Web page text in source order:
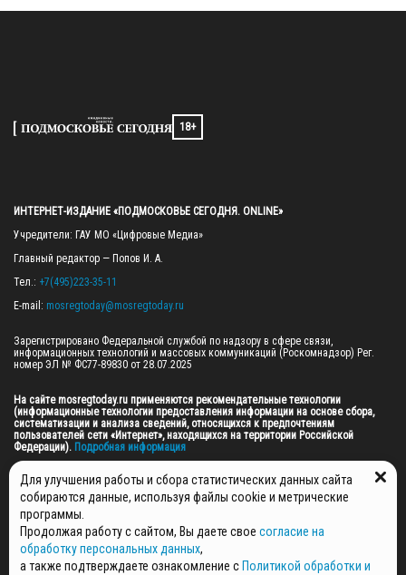
18+
ИНТЕРНЕТ-ИЗДАНИЕ «ПОДМОСКОВЬЕ СЕГОДНЯ. ONLINE»
Учредители: ГАУ МО «Цифровые Медиа»
Главный редактор — Попов И. А.
Тел.: +7(495)223-35-11
E-mail: mosregtoday@mosregtoday.ru
Зарегистрировано Федеральной службой по надзору в сфере связи,
информационных технологий и массовых коммуникаций (Роскомнадзор) Рег.
номер ЭЛ № ФС77-89830 от 28.07.2025
На сайте mosregtoday.ru применяются рекомендательные технологии
(информационные технологии предоставления информации на основе сбора,
систематизации и анализа сведений, относящихся к предпочтениям
пользователей сети «Интернет», находящихся на территории Российской
Федерации). Подробная информация
© 2026 ПРАВА НА ВСЕ МАТЕРИАЛЫ САЙТА ПРИНАДЛЕЖАТ ГАУ МО "ЦИФРОВЫЕ
МЕДИА" (ОГРН: 1255000059467).
ПОЛИТИКА ОБРАБОТКИ И ЗАЩИТЫ ПЕРСОНАЛЬНЫХ ДАННЫХ
НОВОСТИ
Для улучшения работы и сбора статистических данных сайта
собираются данные, используя файлы cookie и метрические
программы.
Продолжая работу с сайтом, Вы даете свое согласие на
обработку персональных данных,
а также подтверждаете ознакомление с Политикой обработки и